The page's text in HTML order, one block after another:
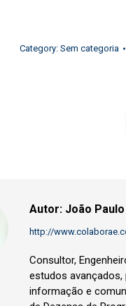
Category: Sem categoria
Autor: João
http://
Consultor,
estudos avançados,
informação e